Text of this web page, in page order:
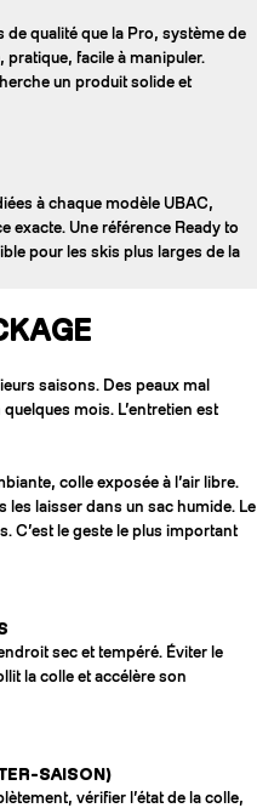
de qualité que la Pro, système de
facile à manipuler.
un produit solide et
à chaque modèle UBAC,
exacte. Une référence Ready to
pour les skis plus larges de la
saisons. Des peaux mal
mois. L’entretien est
colle exposée à l’air libre.
les laisser dans un sac humide. Le
C’est le geste le plus important
sec et tempéré. Éviter le
la colle et accélère son
SAISON)
vérifier l’état de la colle,